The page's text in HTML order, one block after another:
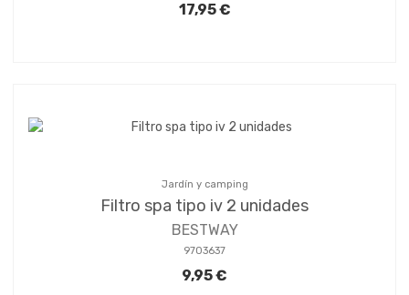
17,95 €
Jardín y camping
Filtro spa tipo iv 2 unidades
BESTWAY
9703637
9,95 €